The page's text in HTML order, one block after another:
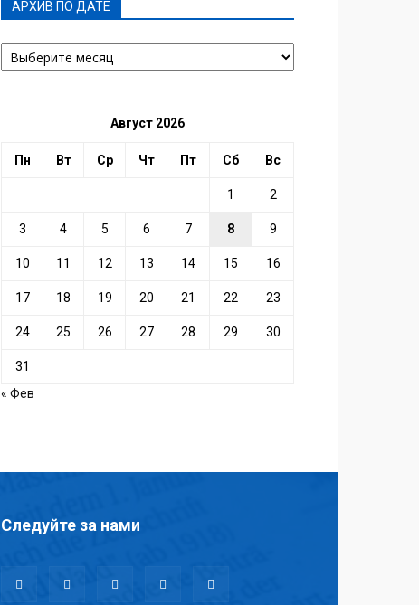
АРХИВ ПО ДАТЕ
АРХИВ
ПО
Август 2026
Пн Вт Ср Чт Пт Сб Вс
1 2
3 4 5 6 7 8 9
10 11 12 13 14 15 16
17 18 19 20 21 22 23
24 25 26 27 28 29 30
31
« Фев
Следуйте за нами